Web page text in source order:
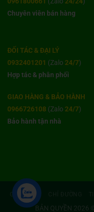
Chuyên viên bán hàng
ĐỐI TÁC & ĐẠI LÝ
0932401201 (Zalo 24/7)
Hợp tác & phân phối
GIAO HÀNG & BẢO HÀNH
0966726108 (Zalo 24/7)
Bảo hành tận nhà
GIỚI THIỆU
BẢN QUYỀN 2026 ©